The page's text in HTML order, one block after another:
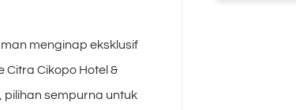
menginap eksklusif
Citra Cikopo Hotel &
pilihan sempurna untuk